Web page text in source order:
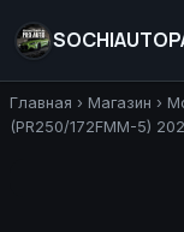
Главная › Магазин ›
(PR250/172FMM-5)